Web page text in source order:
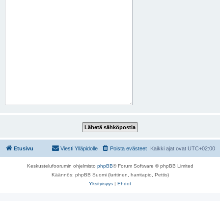
Etusivu Kaikki ajat ovat UTC+02:00
Poista evästeet
Viesti Ylläpidolle
Keskustelufoorumin ohjelmisto phpBB® Forum Software © phpBB Limited
Käännös: phpBB Suomi (lurttinen, harritapio, Pettis)
Yksityisyys | Ehdot